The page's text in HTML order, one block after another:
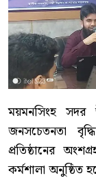
ময়মনসিংহ সদর
জনসচেতনতা
প্রতিষ্ঠানের
কর্মশালা অনুষ্ঠিত